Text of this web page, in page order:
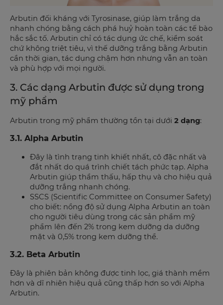
Arbutin đối kháng với Tyrosinase, giúp làm trắng da
nhanh chóng bằng cách phá huỷ hoàn toàn các tế bào
hắc sắc tố. Arbutin chỉ có tác dụng ức chế, kiểm soát
chứ không triệt tiêu, vì thế dưỡng trắng bằng Arbutin
cần thời gian, tác dụng chậm hơn nhưng vẫn an toàn
và phù hợp với mọi người.
3. Các dạng Arbutin được sử dụng trong
mỹ phẩm
Arbutin trong mỹ phẩm thường tồn tại dưới 2 dạng:
3.1. Alpha Arbutin
Đây là tình trạng tinh khiết nhất, cô đặc nhất và
đắt nhất do quá trình chiết tách phức tạp. Alpha
Arbutin giúp thẩm thấu, hấp thụ và cho hiệu quả
dưỡng trắng nhanh chóng.
SSCS (Scientific Committee on Consumer Safety)
cho biết: nồng độ sử dụng Alpha Arbutin an toàn
cho người tiêu dùng trong các sản phẩm mỹ
phẩm lên đến 2% trong kem dưỡng da dưỡng
mặt và 0,5% trong kem dưỡng thể.
3.2. Beta Arbutin
Đây là phiên bản không được tinh lọc, giá thành mềm
hơn và dĩ nhiên hiệu quả cũng thấp hơn so với Alpha
Arbutin.